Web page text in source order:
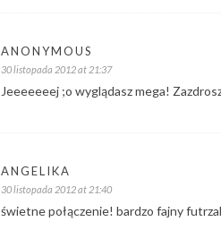
ANONYMOUS
30 listopada 2012 at 21:37
Jeeeeeeej ;o wyglądasz mega!
ANGELIKA
30 listopada 2012 at 21:40
świetne połączenie! bardzo fajny